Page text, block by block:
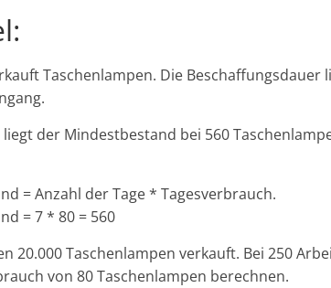
Taschenlampen. Die Beschaffungsdauer
liegt der Mindestbestand bei 560
= Anzahl der Tage * Tagesverbrauch.
= 7 * 80 = 560
20.000 Taschenlampen verkauft. Bei 250
von 80 Taschenlampen berechnen.